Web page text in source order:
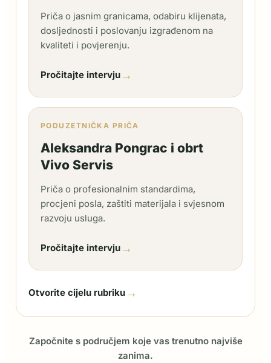
Priča o jasnim granicama, odabiru klijenata,
dosljednosti i poslovanju izgrađenom na
kvaliteti i povjerenju.
Pročitajte intervju →
PODUZETNIČKA PRIČA
Aleksandra Pongrac i obrt
Vivo Servis
Priča o profesionalnim standardima,
procjeni posla, zaštiti materijala i svjesnom
razvoju usluga.
Pročitajte intervju →
Otvorite cijelu rubriku →
Započnite s područjem koje vas trenutno najviše
zanima.